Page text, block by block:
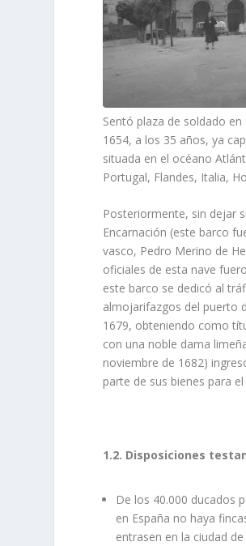
Sentó plaza de soldado en
1654, a los 35 años, ya
situada en el océano
Portugal, Flandes, Italia,
Posteriormente, sin dejar
Encarnación (este barco
vasco, Pedro Merino de
oficiales de esta nave
este barco se dedicó al
almojarifazgos del puerto
1679, obteniendo como
con una noble dama
noviembre de 1682)
parte de sus bienes para
1.2. Disposiciones
De los 40.000 ducados
en España no haya
entrasen en la ciudad de